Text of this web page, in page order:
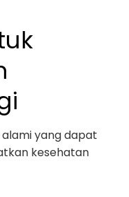
yang dapat
kesehatan